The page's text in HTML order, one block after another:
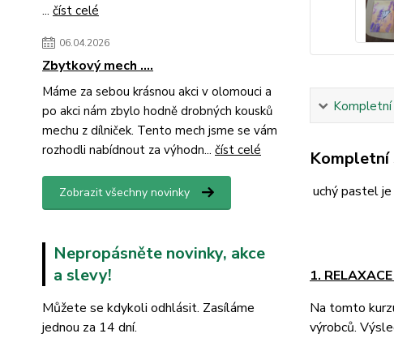
... číst celé
06.04.2026
Zbytkový mech ....
Máme za sebou krásnou akci v olomouci a
po akci nám zbylo hodně drobných kousků
mechu z dílniček. Tento mech jsme se vám
rozhodli nabídnout za výhodn... číst celé
Zobrazit všechny novinky
Nepropásněte novinky, akce
a slevy!
Můžete se kdykoli odhlásit. Zasíláme
jednou za 14 dní.
Kompletní
Kompletní
uchý pastel
1.
Na tomto
výrobců.